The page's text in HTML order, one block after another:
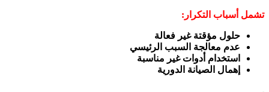
تشمل أسباب التكرار:
حلول مؤقتة غير فعالة
عدم معالجة السبب الرئيسي
استخدام أدوات غير مناسبة
إهمال الصيانة الدورية